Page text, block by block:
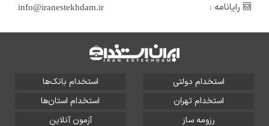
رایانامه :
info@iranestekhdam.ir
استخدام دولتی
استخدام بانک‌ها
استخدام تهران
استخدام استان‌ها
رزومه ساز
آزمون آنلاین